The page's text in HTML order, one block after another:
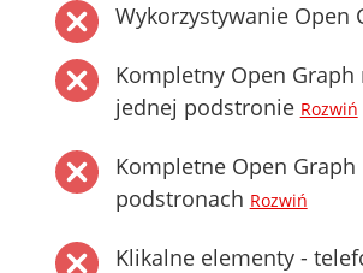
Wykorzystywanie Open
Kompletny Open
jednej podstronie Rozwiń
Kompletne Open Graph
podstronach Rozwiń
Klikalne elementy -